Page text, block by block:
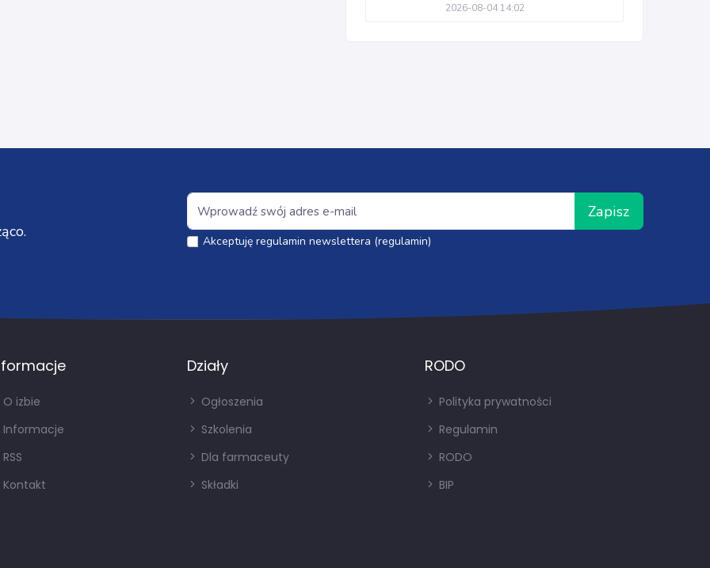
2026-08-04 14:02
Zapisz
Akceptuję regulamin newslettera (regulamin)
O izbie
Informacje
RSS
Kontakt
Działy
Ogłoszenia
Szkolenia
Dla farmaceuty
Składki
RODO
Polityka prywatności
Regulamin
RODO
BIP